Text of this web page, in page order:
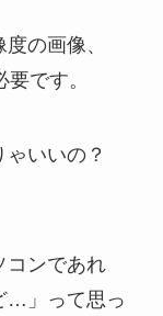
の画像、
です。
ゃいいの？
コンであれ
…」って思っ